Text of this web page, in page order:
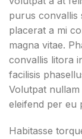
purus convallis
placerat a mi
magna vitae.
convallis litora
facilisis
Volutpat
eleifend per eu
Habitasse